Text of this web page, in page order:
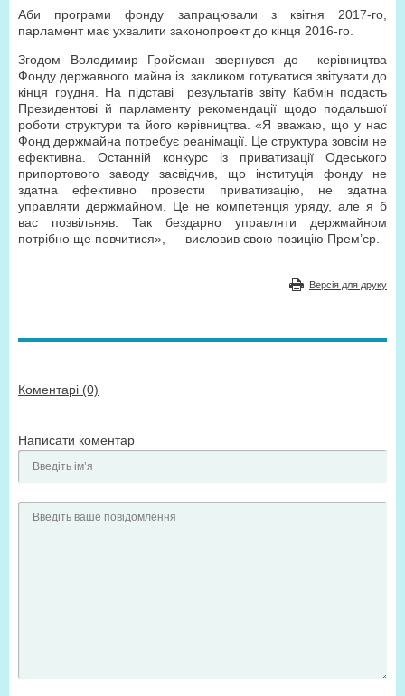
Аби програми фонду запрацювали з квітня 2017-го,
парламент має ухвалити законопроект до кінця 2016-го.
Згодом Володимир Гройсман звернувся до керівництва
Фонду державного майна із закликом готуватися звітувати до
кінця грудня. На підставі результатів звіту Кабмін подасть
Президентові й парламенту рекомендації щодо подальшої
роботи структури та його керівництва. «Я вважаю, що у нас
Фонд держмайна потребує реанімації. Це структура зовсім не
ефективна. Останній конкурс із приватизації Одеського
припортового заводу засвідчив, що інституція фонду не
здатна ефективно провести приватизацію, не здатна
управляти держмайном. Це не компетенція уряду, але я б
вас позвільняв. Так бездарно управляти держмайном
потрібно ще повчитися», — висловив свою позицію Прем’єр.
Версія для друку
Коментарі (0)
Написати коментар